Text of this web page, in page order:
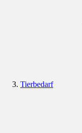
Tierbedarf